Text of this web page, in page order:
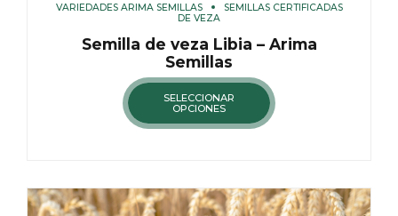
VARIEDADES ARIMA SEMILLAS
SEMILLAS CERTIFICADAS
DE VEZA
Semilla de veza Libia – Arima
Semillas
SELECCIONAR
OPCIONES